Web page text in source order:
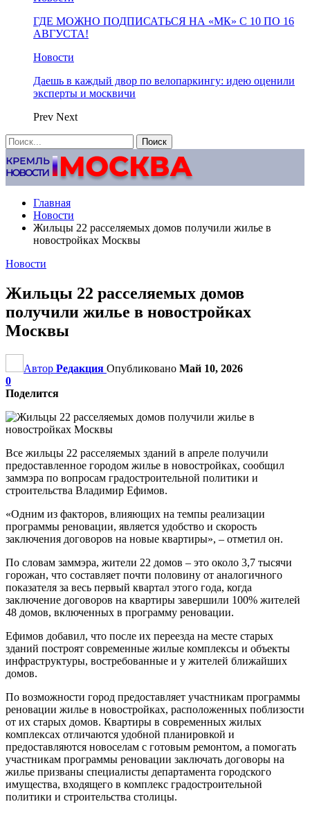
ГДЕ МОЖНО ПОДПИСАТЬСЯ НА «МК» С 10 ПО 16
АВГУСТА!
Новости
Даешь в каждый двор по велопаркингу: идею оценили
эксперты и москвичи
Prev Next
Главная
Новости
Жильцы 22 расселяемых домов получили жилье в
новостройках Москвы
Новости
Жильцы 22 расселяемых домов
получили жилье в новостройках
Москвы
Автор Редакция Опубликовано Май 10, 2026
0
Поделится
Все жильцы 22 расселяемых зданий в апреле получили
предоставленное городом жилье в новостройках, сообщил
заммэра по вопросам градостроительной политики и
строительства Владимир Ефимов.
«Одним из факторов, влияющих на темпы реализации
программы реновации, является удобство и скорость
заключения договоров на новые квартиры», – отметил он.
По словам заммэра, жители 22 домов – это около 3,7 тысячи
горожан, что составляет почти половину от аналогичного
показателя за весь первый квартал этого года, когда
заключение договоров на квартиры завершили 100% жителей
48 домов, включенных в программу реновации.
Ефимов добавил, что после их переезда на месте старых
зданий построят современные жилые комплексы и объекты
инфраструктуры, востребованные и у жителей ближайших
домов.
По возможности город предоставляет участникам программы
реновации жилье в новостройках, расположенных поблизости
от их старых домов. Квартиры в современных жилых
комплексах отличаются удобной планировкой и
предоставляются новоселам с готовым ремонтом, а помогать
участникам программы реновации заключать договоры на
жилье призваны специалисты департамента городского
имущества, входящего в комплекс градостроительной
политики и строительства столицы.